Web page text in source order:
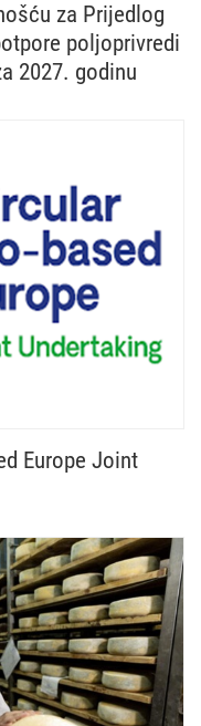
za Prijedlog
poljoprivredi
2027. godinu
Europe Joint